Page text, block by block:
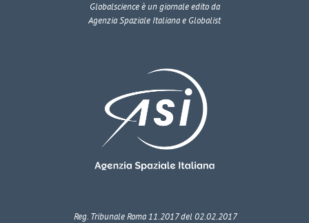
Globalscienceè un giornale edito da
Agenzia Spaziale Italiana e Globalist
Reg. Tribunale Roma 11.2017 del 02.02.2017